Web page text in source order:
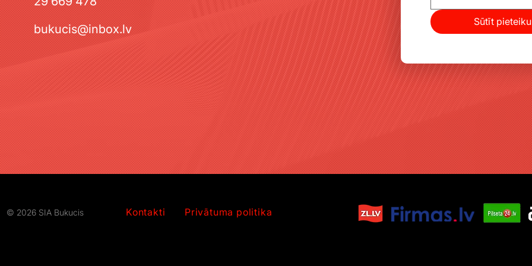
bukucis@inbox.lv
Sūtīt
© 2026 SIA Bukucis Kontakti Privātuma politika